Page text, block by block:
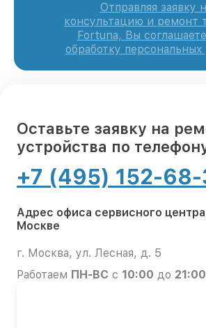
Отправляя заявку
консультацию и ремонт
Fortuna, Вы
обработку
Оставьте заявку на
устройства по
+7 (495) 152-
Адрес офиса сервисного
Москве
г. Москва, ул. Лесная, д. 5
Работаем ПН-ВС с 10:00 до 21:00